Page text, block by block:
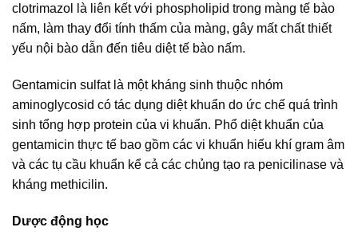
clotrimazol là liên kết với phospholipid trong màng tế bào
nấm, làm thay đổi tính thấm của màng, gây mất chất thiết
yếu nội bào dẫn đến tiêu diệt tế bào nấm.
Gentamicin sulfat là một kháng sinh thuộc nhóm
aminoglycosid có tác dụng diệt khuẩn do ức chế quá trình
sinh tổng hợp protein của vi khuẩn. Phổ diệt khuẩn của
gentamicin thực tế bao gồm các vi khuẩn hiếu khí gram âm
và các tụ cầu khuẩn kể cả các chủng tạo ra penicilinase và
kháng methicilin.
Dược động học